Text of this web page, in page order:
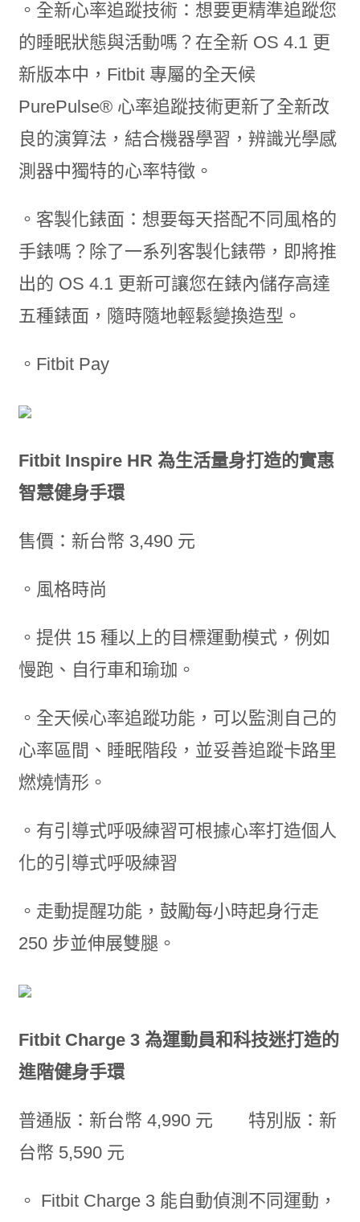
。全新心率追蹤技術：想要更精準追蹤您
的睡眠狀態與活動嗎？在全新 OS 4.1 更
新版本中，Fitbit 專屬的全天候
PurePulse® 心率追蹤技術更新了全新改
良的演算法，結合機器學習，辨識光學感
測器中獨特的心率特徵。
。客製化錶面：想要每天搭配不同風格的
手錶嗎？除了一系列客製化錶帶，即將推
出的 OS 4.1 更新可讓您在錶內儲存高達
五種錶面，隨時隨地輕鬆變換造型。
。Fitbit Pay
Fitbit Inspire HR 為生活量身打造的實惠
智慧健身手環
售價：新台幣 3,490 元
。風格時尚
。提供 15 種以上的目標運動模式，例如
慢跑、自行車和瑜珈。
。全天候心率追蹤功能，可以監測自己的
心率區間、睡眠階段，並妥善追蹤卡路里
燃燒情形。
。有引導式呼吸練習可根據心率打造個人
化的引導式呼吸練習
。走動提醒功能，鼓勵每小時起身行走
250 步並伸展雙腿。
Fitbit Charge 3 為運動員和科技迷打造的
進階健身手環
普通版：新台幣 4,990 元 特別版：新
台幣 5,590 元
。 Fitbit Charge 3 能自動偵測不同運動，